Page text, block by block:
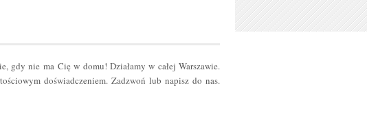
gdy nie ma Cię w domu! Działamy w całej Warszawie.
doświadczeniem. Zadzwoń lub napisz do nas.